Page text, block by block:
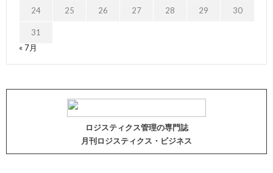
24 25 26 27 28 29 30
31
« 7月
ロジスティクス管理の専門誌
月刊ロジスティクス・ビジネス